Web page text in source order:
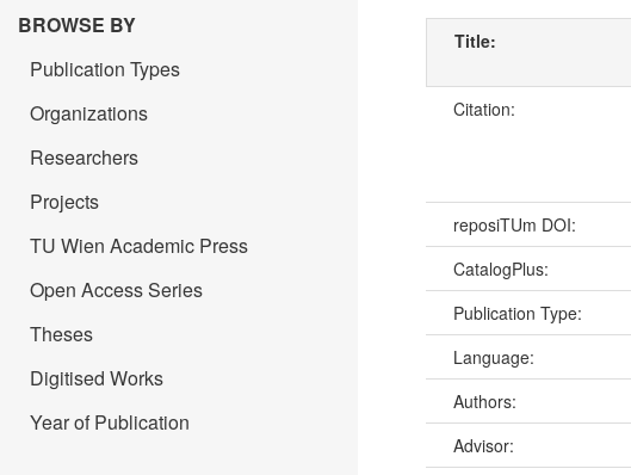
BROWSE BY
Publication Types
Organizations
Researchers
Projects
TU Wien Academic Press
Open Access Series
Theses
Digitised Works
Year of Publication
Title:
Citation:
reposiTUm DOI:
CatalogPlus:
Publication Type:
Language:
Authors:
Advisor: